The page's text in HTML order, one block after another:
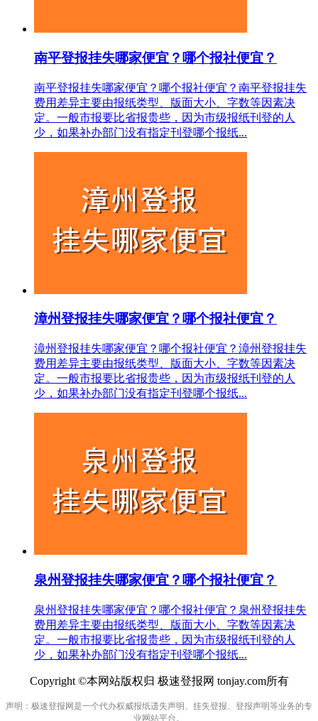
南平登报挂失哪家便宜？哪个报社便宜？
南平登报挂失哪家便宜？哪个报社便宜？南平登报挂失
费用差异主要由报纸类型、版面大小、字数等因素决
定。一般市报要比省报贵些，因为市级报纸刊登的人
少，如果补办部门没有指定刊登哪个报纸...
漳州登报挂失哪家便宜？哪个报社便宜？
漳州登报挂失哪家便宜？哪个报社便宜？漳州登报挂失
费用差异主要由报纸类型、版面大小、字数等因素决
定。一般市报要比省报贵些，因为市级报纸刊登的人
少，如果补办部门没有指定刊登哪个报纸...
泉州登报挂失哪家便宜？哪个报社便宜？
泉州登报挂失哪家便宜？哪个报社便宜？泉州登报挂失
费用差异主要由报纸类型、版面大小、字数等因素决
定。一般市报要比省报贵些，因为市级报纸刊登的人
少，如果补办部门没有指定刊登哪个报纸...
Copyright ©本网站版权归 极速登报网 tonjay.com所有
声明：极速登报网是一个代办权威报纸遗失声明、挂失登报、登报声明等业务的专
业网站平台。